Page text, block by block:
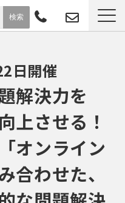
報
質問
日開催
解決力を
上させる！
オンライン
合わせた、